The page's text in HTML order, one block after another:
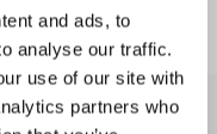
and ads, to
analyse our traffic.
use of our site with
partners who
s’associe à des
l’immobilier
avec l’objectif
et contemporaines
plus pointues en
et de confort.